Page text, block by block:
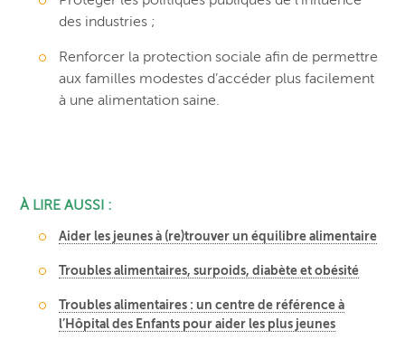
des industries ;
Renforcer la protection sociale afin de permettre
aux familles modestes d’accéder plus facilement
à une alimentation saine.
À LIRE AUSSI :
Aider les jeunes à (re)trouver un équilibre alimentaire
Troubles alimentaires, surpoids, diabète et obésité
Troubles alimentaires : un centre de référence à
l’Hôpital des Enfants pour aider les plus jeunes